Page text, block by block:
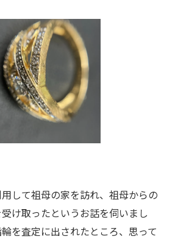
して祖母の家を訪れ、祖母からの
け取ったというお話を伺いまし
を査定に出されたところ、思って